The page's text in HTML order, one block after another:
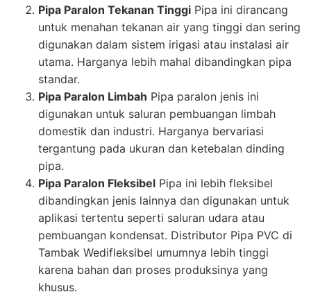
Pipa Paralon Tekanan Tinggi Pipa ini dirancang
untuk menahan tekanan air yang tinggi dan sering
digunakan dalam sistem irigasi atau instalasi air
utama. Harganya lebih mahal dibandingkan pipa
standar.
Pipa Paralon Limbah Pipa paralon jenis ini
digunakan untuk saluran pembuangan limbah
domestik dan industri. Harganya bervariasi
tergantung pada ukuran dan ketebalan dinding
pipa.
Pipa Paralon Fleksibel Pipa ini lebih fleksibel
dibandingkan jenis lainnya dan digunakan untuk
aplikasi tertentu seperti saluran udara atau
pembuangan kondensat. Distributor Pipa PVC di
Tambak Wedifleksibel umumnya lebih tinggi
karena bahan dan proses produksinya yang
khusus.